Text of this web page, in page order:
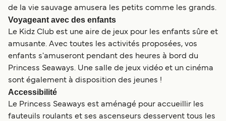
de la vie sauvage amusera les petits comme les grands.
Voyageant avec des enfants
Le Kidz Club est une aire de jeux pour les enfants sûre et
amusante. Avec toutes les activités proposées, vos
enfants s'amuseront pendant des heures à bord du
Princess Seaways. Une salle de jeux vidéo et un cinéma
sont également à disposition des jeunes !
Accessibilité
Le Princess Seaways est aménagé pour accueillir les
fauteuils roulants et ses ascenseurs desservent tous les